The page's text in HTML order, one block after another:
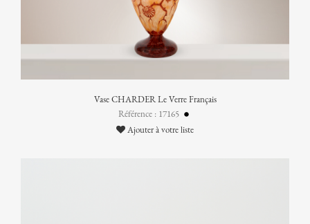
Vase CHARDER Le Verre Français
Référence : 17165
Ajouter à votre liste